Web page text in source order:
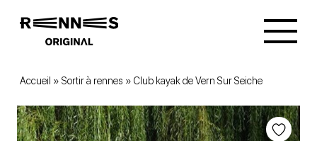
Accueil » Sortir à rennes » Club kayak de Vern Sur Seiche